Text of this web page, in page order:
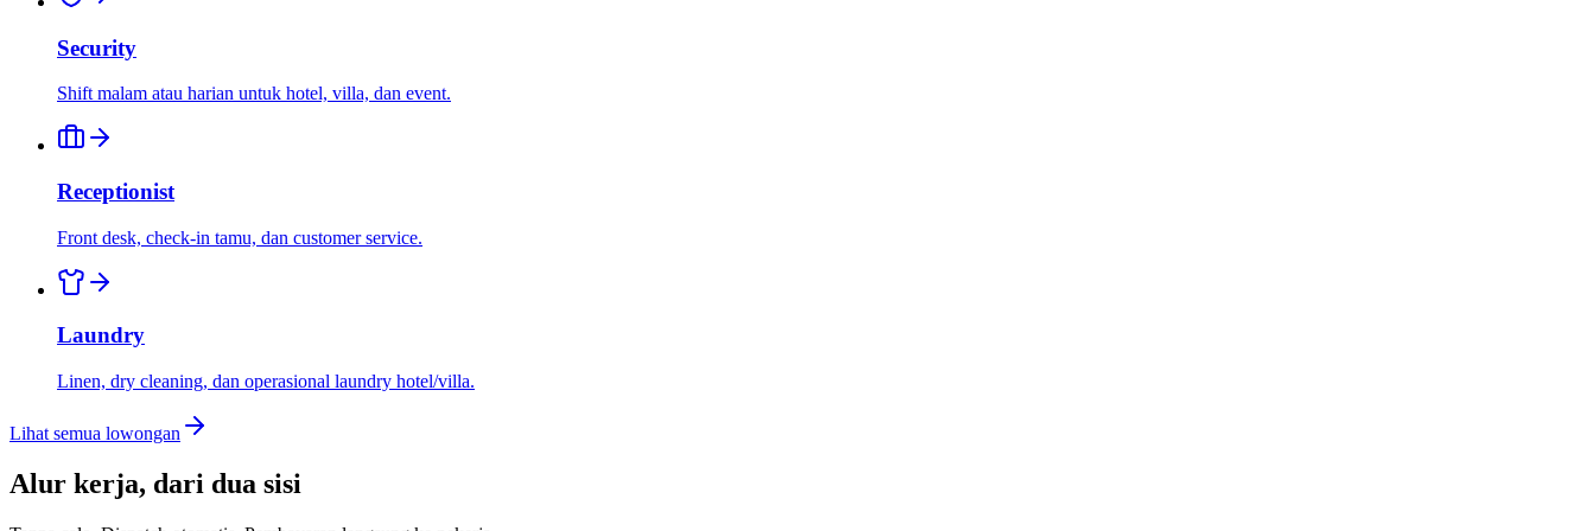
Security
Shift malam atau harian untuk hotel, villa, dan event.
Receptionist
Front desk, check-in tamu, dan customer service.
Laundry
Linen, dry cleaning, dan operasional laundry hotel/villa.
Lihat semua lowongan
Alur kerja, dari dua sisi